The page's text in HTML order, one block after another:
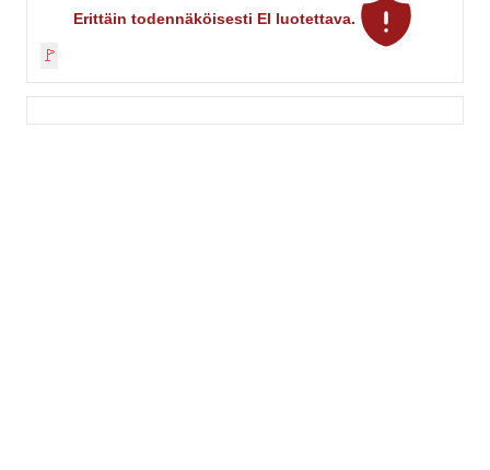
Erittäin todennäköisesti EI luotettava.
🚩